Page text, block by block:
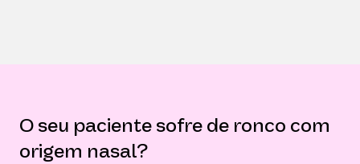
O seu paciente sofre de ronco com
origem nasal?